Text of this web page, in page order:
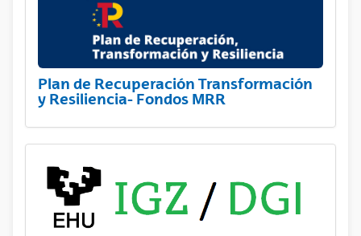
Plan de Recuperación Transformación
y Resiliencia- Fondos MRR